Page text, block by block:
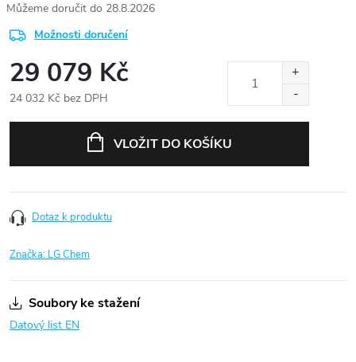
28.8.2026
Možnosti doručení
29 079 Kč
24 032 Kč bez DPH
VLOŽIT DO KOŠÍKU
Dotaz k produktu
Značka: LG Chem
Soubory ke stažení
Datový list EN